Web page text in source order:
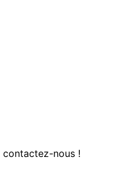
contactez-nous !